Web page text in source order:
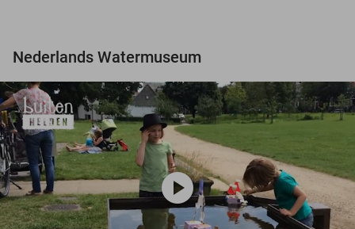
Nederlands Watermuseum
play_circle